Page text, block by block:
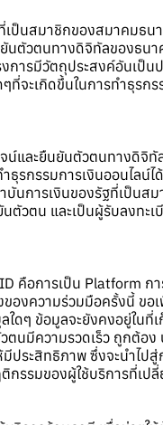
นสมาชิกของสมาคมธนา
ตัวตนทางดิจิทัลของธนา
ารมีวัตถุประสงค์อันเป็น
จะเกิดขึ้นในการทำธุรกร
และยืนยันตัวตนทางดิจิทั
รกรรมการเงินออนไลน์
นการเงินของรัฐที่เป็นส
ตัวตน และเป็นผู้รับลงทะ
คือการเป็น Platform
องความร่วมมือครั้งนี้ ขอ
ดๆ ข้อมูลจะยังคงอยู่ในที่
นมีความรวดเร็ว ถูกต้อง
ระสิทธิภาพ ซึ่งจะนำไป
กรรมของผู้ใช้บริการที่เปลี่